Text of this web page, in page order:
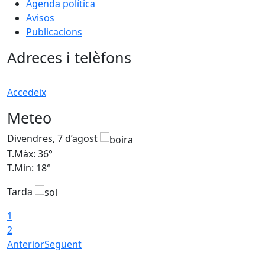
Agenda política
Avisos
Publicacions
Adreces i telèfons
Accedeix
Meteo
Divendres, 7 d’agost
T.Màx: 36°
T.Min: 18°
Tarda
1
2
AnteriorSegüent